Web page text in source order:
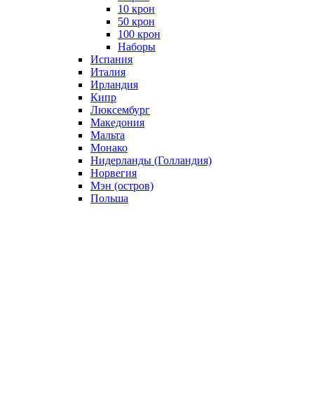
10 крон
50 крон
100 крон
Наборы
Испания
Италия
Ирландия
Кипр
Люксембург
Македония
Мальта
Монако
Нидерланды (Голландия)
Норвегия
Мэн (остров)
Польша